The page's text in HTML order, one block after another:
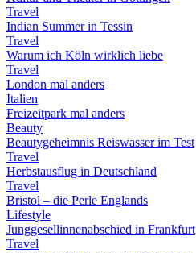
Travel
Indian Summer in Tessin
Travel
Warum ich Köln wirklich liebe
Travel
London mal anders
Italien
Freizeitpark mal anders
Beauty
Beautygeheimnis Reiswasser im Test
Travel
Herbstausflug in Deutschland
Travel
Bristol – die Perle Englands
Lifestyle
Junggesellinnenabschied in Frankfurt
Travel